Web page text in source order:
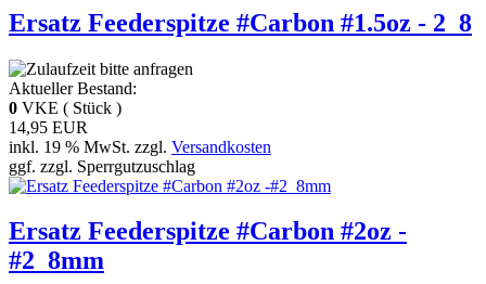
Ersatz Feederspitze #Carbon #1.5oz - 2_8
Aktueller Bestand:
0 VKE ( Stück )
14,95 EUR
inkl. 19 % MwSt. zzgl. Versandkosten
ggf. zzgl. Sperrgutzuschlag
Ersatz Feederspitze #Carbon #2oz -
#2_8mm